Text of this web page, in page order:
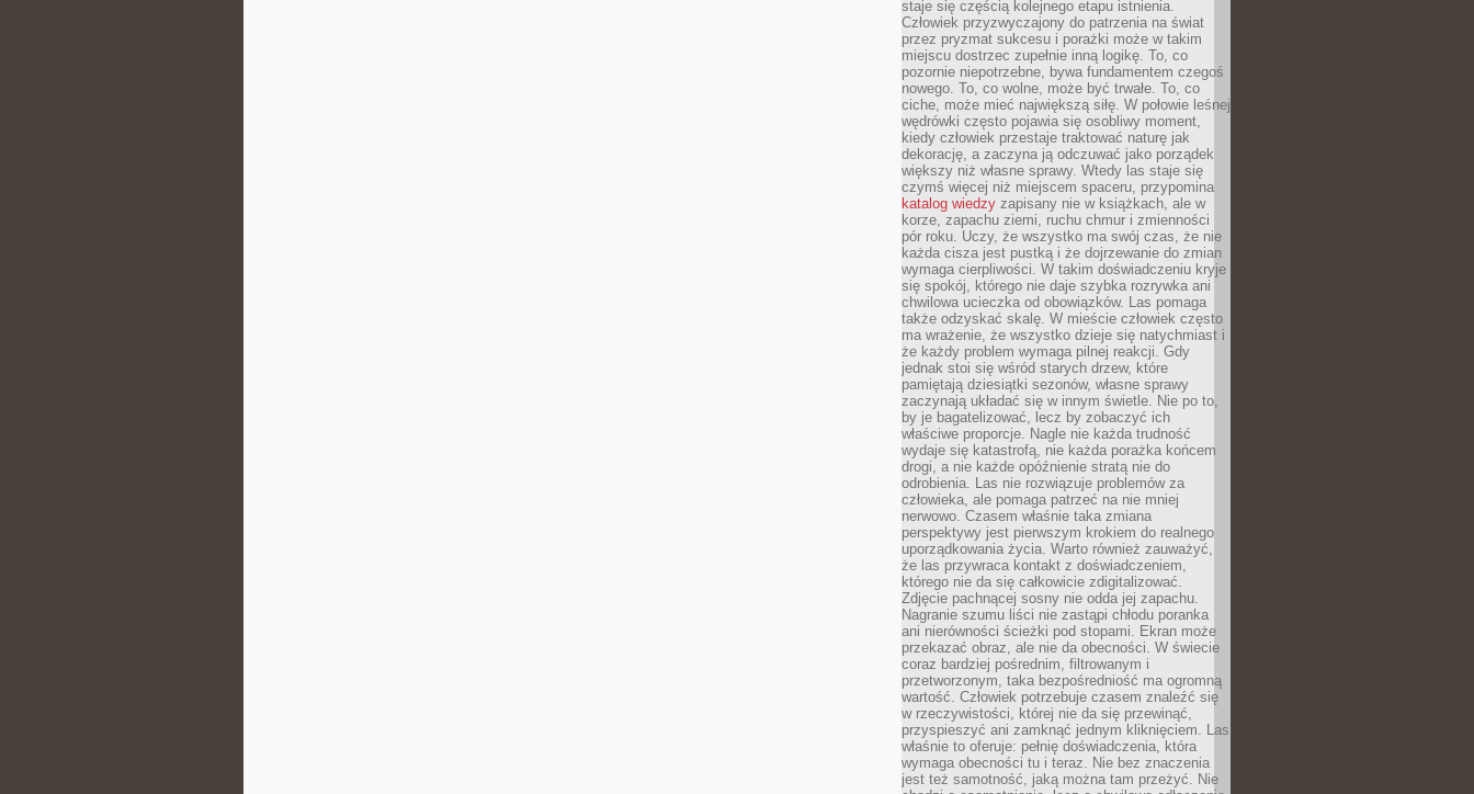
staje się częścią kolejnego etapu istnienia.
Człowiek przyzwyczajony do patrzenia na świat
przez pryzmat sukcesu i porażki może w takim
miejscu dostrzec zupełnie inną logikę. To, co
pozornie niepotrzebne, bywa fundamentem czegoś
nowego. To, co wolne, może być trwałe. To, co
ciche, może mieć największą siłę. W połowie leśnej
wędrówki często pojawia się osobliwy moment,
kiedy człowiek przestaje traktować naturę jak
dekorację, a zaczyna ją odczuwać jako porządek
większy niż własne sprawy. Wtedy las staje się
czymś więcej niż miejscem spaceru, przypomina
katalog wiedzy zapisany nie w książkach, ale w
korze, zapachu ziemi, ruchu chmur i zmienności
pór roku. Uczy, że wszystko ma swój czas, że nie
każda cisza jest pustką i że dojrzewanie do zmian
wymaga cierpliwości. W takim doświadczeniu kryje
się spokój, którego nie daje szybka rozrywka ani
chwilowa ucieczka od obowiązków. Las pomaga
także odzyskać skalę. W mieście człowiek często
ma wrażenie, że wszystko dzieje się natychmiast i
że każdy problem wymaga pilnej reakcji. Gdy
jednak stoi się wśród starych drzew, które
pamiętają dziesiątki sezonów, własne sprawy
zaczynają układać się w innym świetle. Nie po to,
by je bagatelizować, lecz by zobaczyć ich
właściwe proporcje. Nagle nie każda trudność
wydaje się katastrofą, nie każda porażka końcem
drogi, a nie każde opóźnienie stratą nie do
odrobienia. Las nie rozwiązuje problemów za
człowieka, ale pomaga patrzeć na nie mniej
nerwowo. Czasem właśnie taka zmiana
perspektywy jest pierwszym krokiem do realnego
uporządkowania życia. Warto również zauważyć,
że las przywraca kontakt z doświadczeniem,
którego nie da się całkowicie zdigitalizować.
Zdjęcie pachnącej sosny nie odda jej zapachu.
Nagranie szumu liści nie zastąpi chłodu poranka
ani nierówności ścieżki pod stopami. Ekran może
przekazać obraz, ale nie da obecności. W świecie
coraz bardziej pośrednim, filtrowanym i
przetworzonym, taka bezpośredniość ma ogromną
wartość. Człowiek potrzebuje czasem znaleźć się
w rzeczywistości, której nie da się przewinąć,
przyspieszyć ani zamknąć jednym kliknięciem. Las
właśnie to oferuje: pełnię doświadczenia, która
wymaga obecności tu i teraz. Nie bez znaczenia
jest też samotność, jaką można tam przeżyć. Nie